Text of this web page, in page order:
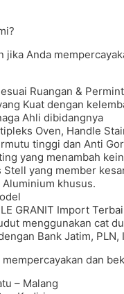
jika Anda
Ruangan &
Kuat dengan
Ahli dibidangnya
Oven, Handle
tinggi dan Anti
yang menambah
Stell yang member
Aluminium khusus.
GRANIT Import
menggunakan cat
Bank Jatim,
dan
– Malang